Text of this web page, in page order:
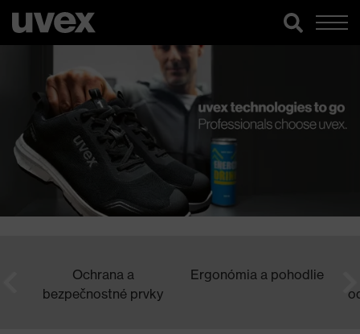
Ochrana a
bezpečnostné prvky
Ergonómia a pohodlie